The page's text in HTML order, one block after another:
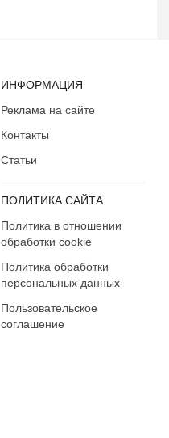
ИНФОРМАЦИЯ
Реклама на сайте
Контакты
Статьи
ПОЛИТИКА САЙТА
Политика в отношении
обработки cookie
Политика обработки
персональных данных
Пользовательское
соглашение